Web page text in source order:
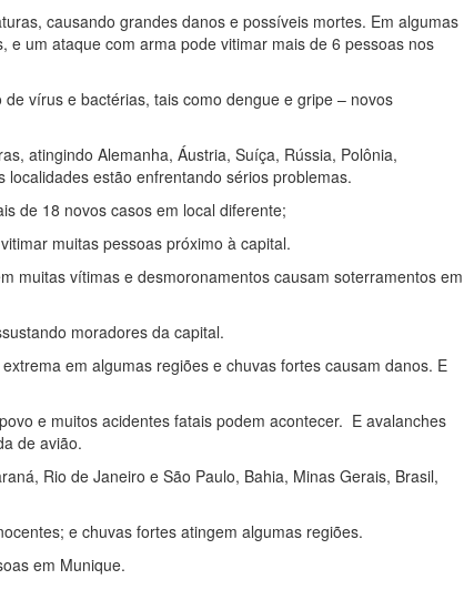
causando grandes danos e possíveis mortes. Em algumas
um ataque com arma pode vitimar mais de 6 pessoas nos
vírus e bactérias, tais como dengue e gripe – novos
atingindo Alemanha, Áustria, Suíça, Rússia, Polônia,
estão enfrentando sérios problemas.
de 18 novos casos em local diferente;
muitas pessoas próximo à capital.
muitas vítimas e desmoronamentos causam soterramentos em
moradores da capital.
em algumas regiões e chuvas fortes causam danos. E
e muitos acidentes fatais podem acontecer. E avalanches
de avião.
Rio de Janeiro e São Paulo, Bahia, Minas Gerais, Brasil,
e chuvas fortes atingem algumas regiões.
em Munique.